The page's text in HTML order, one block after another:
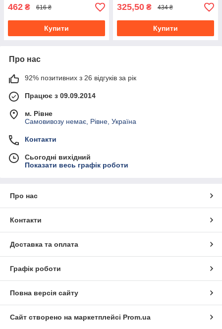
462 ₴ 616 ₴
Купити
325,50 ₴ 434 ₴
Купити
Про нас
92% позитивних з 26 відгуків за рік
Працює з 09.09.2014
м. Рівне
Самовивозу немає, Рівне, Україна
Контакти
Сьогодні вихідний
Показати весь графік роботи
Про нас
Контакти
Доставка та оплата
Графік роботи
Повна версія сайту
Сайт створено на маркетплейсі Prom.ua